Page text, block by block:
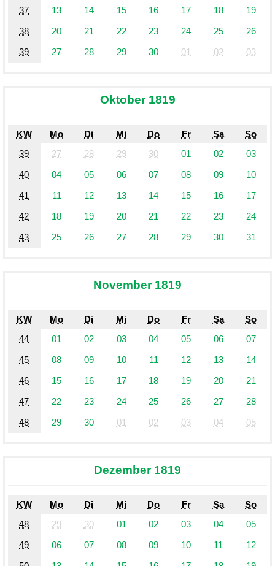
37
13 14 15 16 17 18
19
38
20 21 22 23 24 25
26
39
27 28 29 30 01 02 03
Oktober 1819
KW Mo Di Mi Do Fr Sa
So
39
27 28 29 30 01 02
03
40
04 05 06 07 08 09
10
41
11 12 13 14 15 16
17
42
18 19 20 21 22 23
24
43
25 26 27 28 29 30 31
November 1819
KW Mo Di Mi Do Fr Sa
So
44
01 02 03 04 05 06
07
45
08 09 10 11 12 13
14
46
15 16 17 18 19 20
21
47
22 23 24 25 26 27
28
48
29 30 01 02 03 04 05
Dezember 1819
KW Mo Di Mi Do Fr Sa
So
48
29 30 01 02 03 04
05
49
06 07 08 09 10 11
12